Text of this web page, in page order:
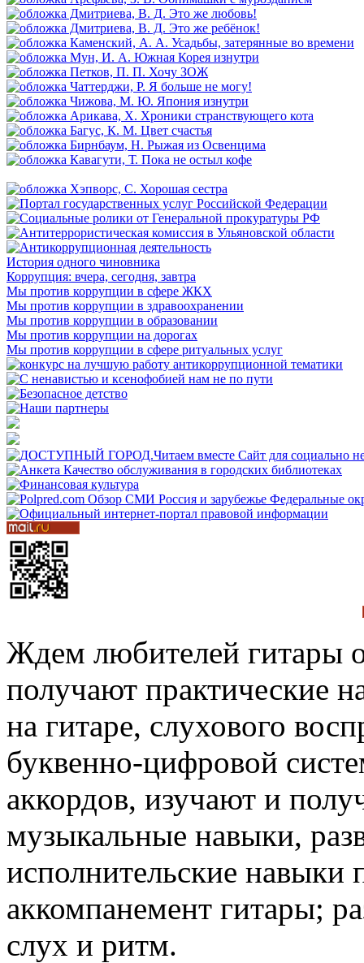
История одного чиновника
Коррупция: вчера, сегодня, завтра
Мы против коррупции в сфере ЖКХ
Мы против коррупции в здравоохранении
Мы против коррупции в образовании
Мы против коррупции на дорогах
Мы против коррупции в сфере ритуальных услуг
Ждем любителей гитары
получают практические
на гитаре, слухового
буквенно-цифровой
аккордов, изучают и
музыкальные навыки,
исполнительские навыки
аккомпанемент гитары;
слух и ритм.